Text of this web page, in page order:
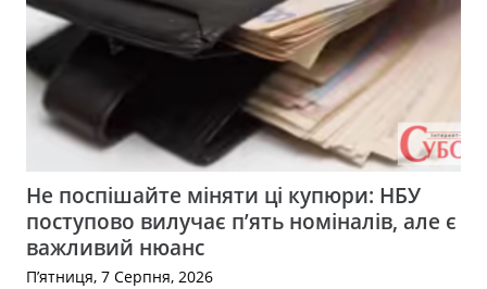
Не поспішайте міняти ці купюри: НБУ
поступово вилучає п’ять номіналів, але є
важливий нюанс
П’ятниця, 7 Серпня, 2026